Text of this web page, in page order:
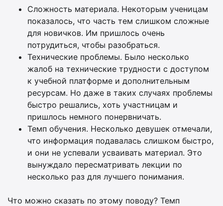
Сложность материала. Некоторым ученицам
показалось, что часть тем слишком сложные
для новичков. Им пришлось очень
потрудиться, чтобы разобраться.
Технические проблемы. Было несколько
жалоб на технические трудности с доступом
к учебной платформе и дополнительным
ресурсам. Но даже в таких случаях проблемы
быстро решались, хоть участницам и
пришлось немного понервничать.
Темп обучения. Несколько девушек отмечали,
что информация подавалась слишком быстро,
и они не успевали усваивать материал. Это
вынуждало пересматривать лекции по
несколько раз для лучшего понимания.
Что можно сказать по этому поводу? Темп